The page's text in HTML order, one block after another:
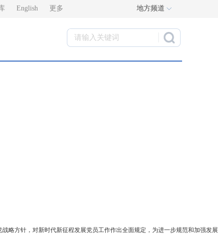
English 更多 地方频道
方针，对新时代新征程发展党员工作作出全面规定，为进一步规范和加强发展